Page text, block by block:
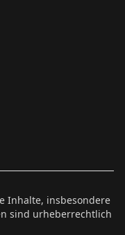
Inhalte, insbesondere
sind urheberrechtlich